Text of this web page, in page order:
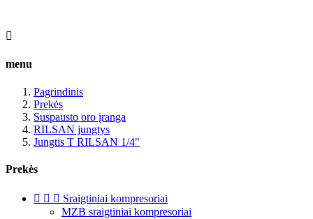

menu
Pagrindinis
Prekės
Suspausto oro įranga
RILSAN jungtys
Jungtis T RILSAN 1/4"
Prekės
   Sraigtiniai kompresoriai
MZB sraigtiniai kompresoriai